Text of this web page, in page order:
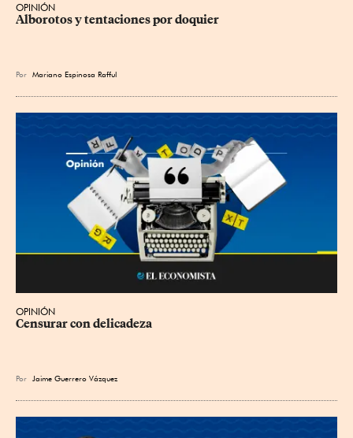
OPINIÓN
Alborotos y tentaciones por doquier
Por Mariano Espinosa Rafful
OPINIÓN
Censurar con delicadeza
Por Jaime Guerrero Vázquez